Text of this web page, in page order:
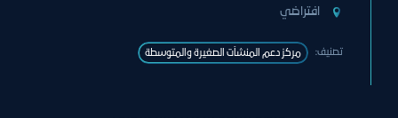
افتراضي
تصنيف: مركز دعم المنشآت الصغيرة والمتوسطة